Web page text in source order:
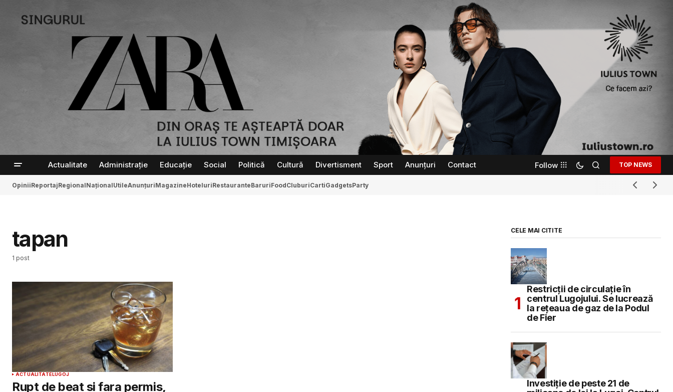
Actualitate Administrație Educație Social Politică Cultură Divertisment Sport Anunțuri Contact Follow TOP NEWS
OpiniiReportajRegionalNaționalUtileAnunțuriMagazineHoteluriRestauranteBaruriFoodCluburiCartiGadgetsParty
tapan
1 post
ACTUALITATELUGOJ
Rupt de beat si fara permis,
CELE MAI CITITE
Restricții de circulație în
centrul Lugojului. Se lucrează
la rețeaua de gaz de la Podul
de Fier
Investiție de peste 21 de